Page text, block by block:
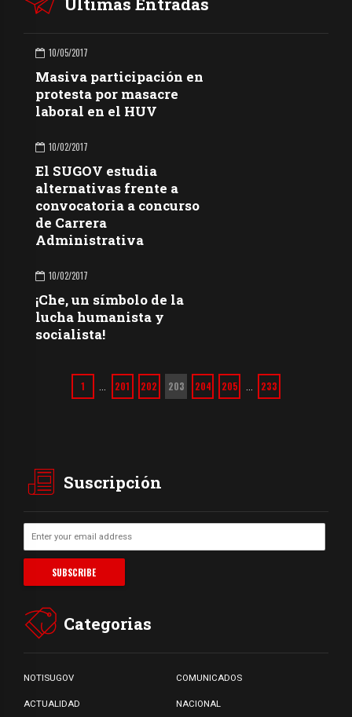
10/05/2017
Masiva participación en
protesta por masacre
laboral en el HUV
10/02/2017
El SUGOV estudia
alternativas frente a
convocatoria a concurso
de Carrera
Administrativa
10/02/2017
¡Che, un símbolo de la
lucha humanista y
socialista!
1 201 202 203 204 205 233
Suscripción
Categorias
NOTISUGOV COMUNICADOS
ACTUALIDAD NACIONAL